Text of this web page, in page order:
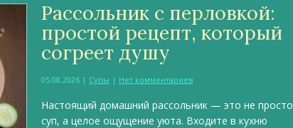
Рассольник с перловкой:
простой рецепт, который
согреет душу
05.08.2026 | Супы | Нет комментариев
Настоящий домашний рассольник — это не просто
суп, а целое ощущение уюта. Входите в кухню